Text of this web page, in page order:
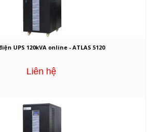
UPS 120kVA online - ATLAS 5120
Liên hệ